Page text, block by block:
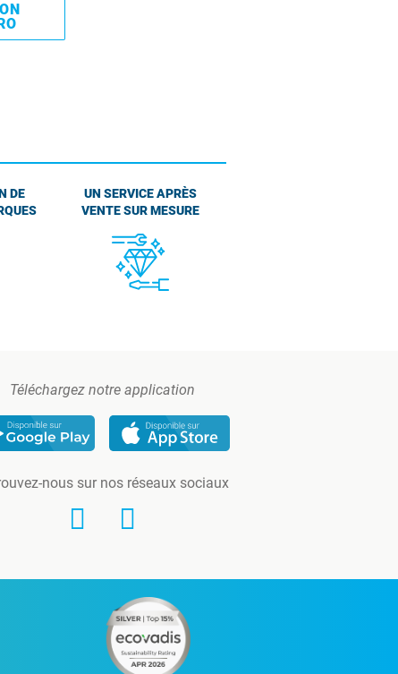
DE
UN SERVICE APRÈS
VENTE SUR MESURE
Téléchargez notre application
nous sur nos réseaux sociaux